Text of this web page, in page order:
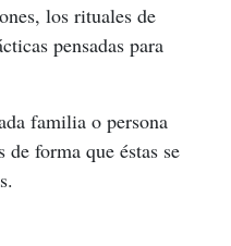
los rituales de
pensadas para
familia o persona
de forma que éstas se